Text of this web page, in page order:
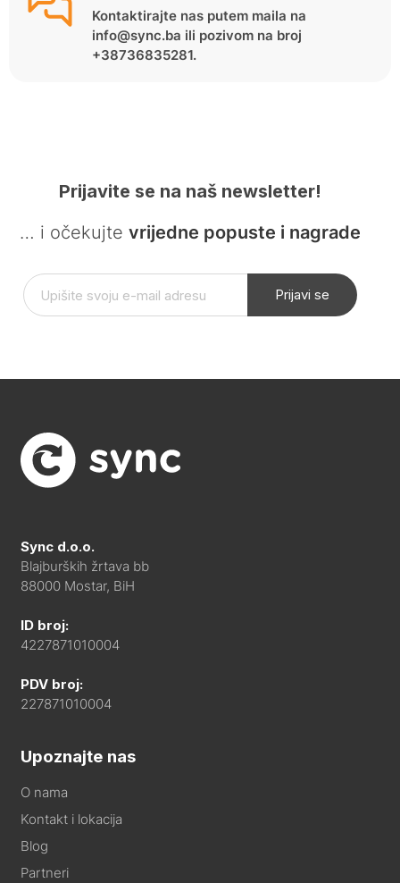
Kontaktirajte nas putem maila na
info@sync.ba ili pozivom na broj
+38736835281.
Prijavite se na naš newsletter!
… i očekujte vrijedne popuste i nagrade
Prijavi se
Sync d.o.o.
Blajburških žrtava bb
88000 Mostar, BiH
ID broj:
4227871010004
PDV broj:
227871010004
Upoznajte nas
O nama
Kontakt i lokacija
Blog
Partneri